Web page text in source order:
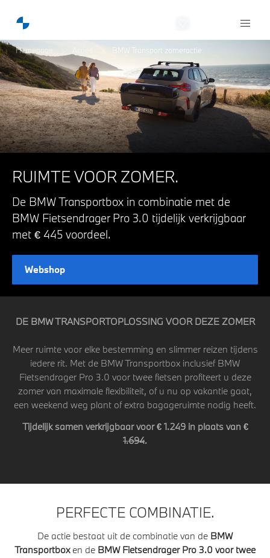
Homepage BMW Transport zomeractie
RUIMTE VOOR ZOMER.
De BMW Transportbox in combinatie met de
BMW Fietsendrager Pro 3.0 tijdelijk verkrijgbaar
met € 445 voordeel.
Webshop
DE BMW TRANSPORTOPLOSSING VOOR DEZE ZOMER
Meer ruimte voor elke bestemming en slimmer reizen tijdens
iedere rit. Met de BMW Transportbox inclusief BMW
Fietsendrager Pro 3.0 voor twee fietsen profiteert u deze
zomer van maximale flexibiliteit, of u nu op vakantie gaat,
een weekend weg plant of extra bagageruimte nodig heeft.
Tijdelijk samen verkrijgbaar voor € 1.249 in plaats van €
1.694.
PERFECTE COMBINATIE.
De actie bestaat uit de combinatie van de BMW
Transportboxen de BMW Fietsendrager Pro 3.0 voor twee